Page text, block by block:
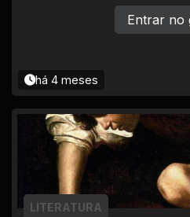
há 4 meses
Entrar no
LITERATURA